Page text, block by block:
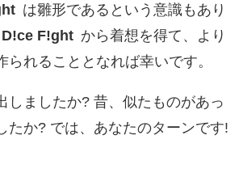
は雛形であるという意識もあり
D!ce F!ght から着想を得て、より
られることとなれば幸いです。
しましたか? 昔、似たものがあっ
たか? では、あなたのターンです!